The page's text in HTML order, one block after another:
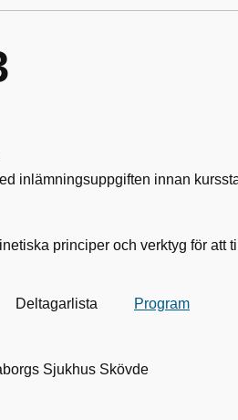
inlämningsuppgiften innan
principer och verktyg för att
Program
Sjukhus Skövde